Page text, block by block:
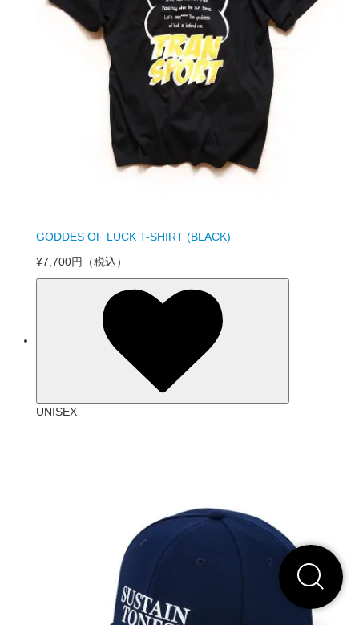
GODDES OF LUCK T-SHIRT (BLACK)
¥7,700円
（税込）
UNISEX